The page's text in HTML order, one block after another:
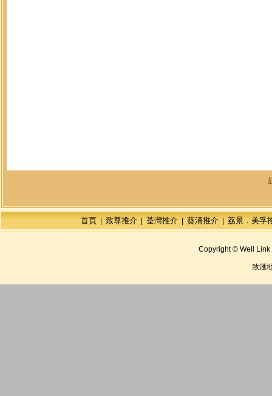
首頁 致尊推介| 荃灣推介| 葵涌推介| 荔景．美孚
Copyright © Well Link
致滙